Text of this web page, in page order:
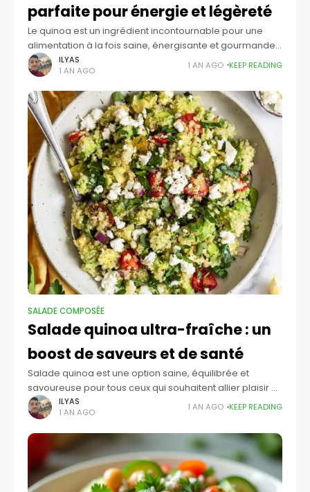
parfaite pour énergie et légèreté
Le quinoa est un ingrédient incontournable pour une
alimentation à la fois saine, énergisante et gourmande.
Riche en protéines complètes, en fibres et en
micronutriments essentiels, il est la base
ILYAS
1 AN AGO
1 AN AGO KEEP READING
SALADE COMPOSÉE​
Salade quinoa ultra-fraîche : un
boost de saveurs et de santé
Salade quinoa est une option saine, équilibrée et
savoureuse pour tous ceux qui souhaitent allier plaisir et
bien-être dans leur alimentation. Facile à préparer, elle
offre une grande variété d'associations
ILYAS
1 AN AGO
1 AN AGO KEEP READING